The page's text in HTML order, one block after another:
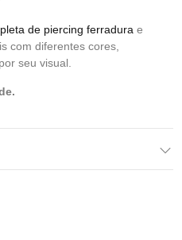
de piercing ferradura e
com diferentes cores,
seu visual.